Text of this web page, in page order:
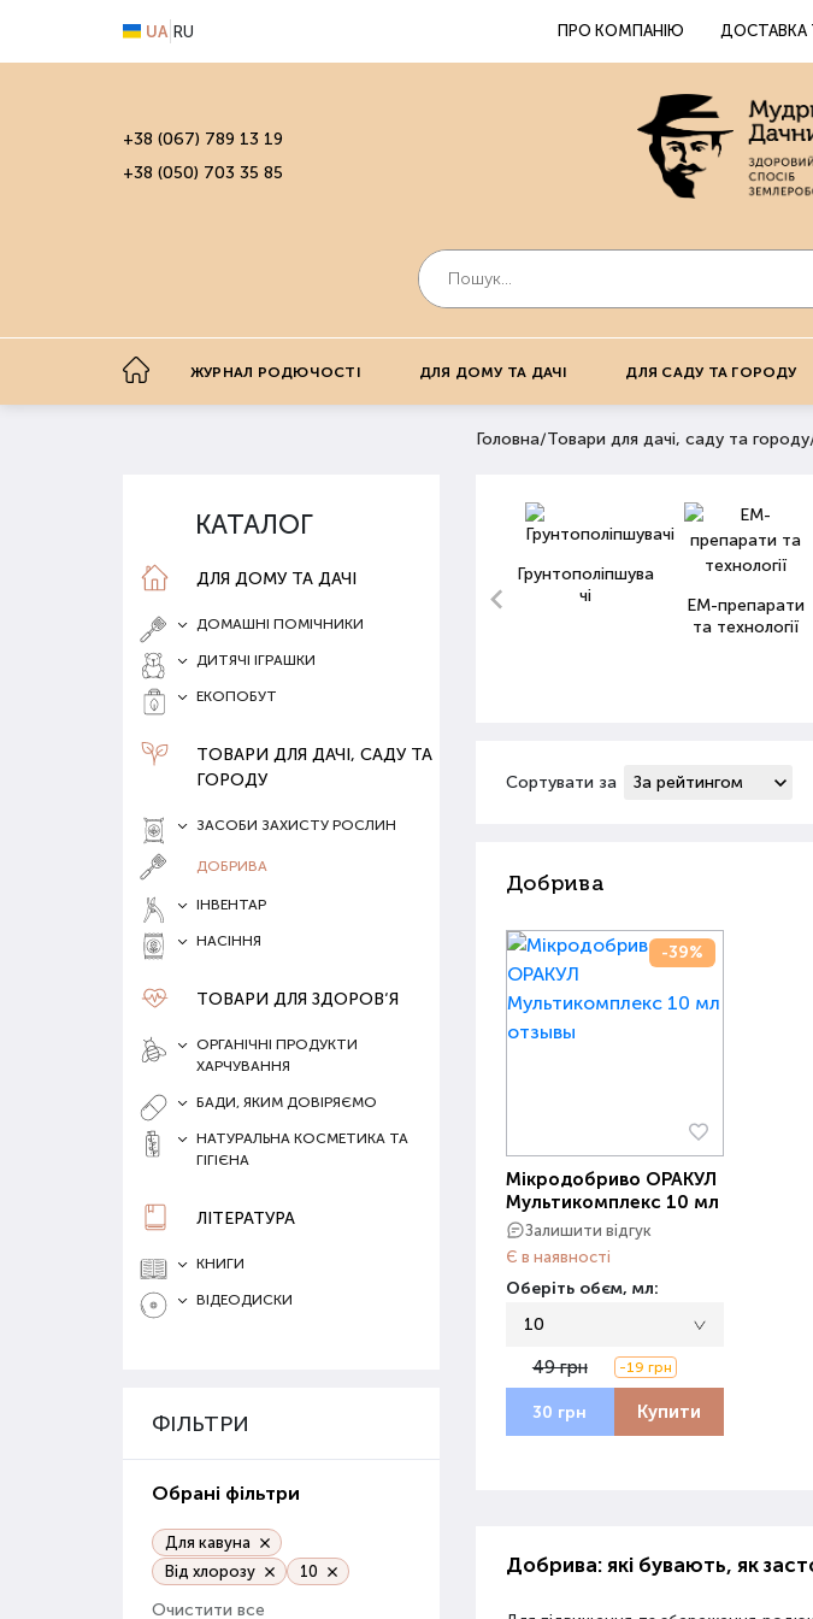
UA RU ПРО КОМПАНІЮ ДОСТАВКА
+38 (067) 789 13 19
+38 (050) 703 35 85
ЖУРНАЛ РОДЮЧОСТІ ДЛЯ ДОМУ ТА ДАЧІ ДЛЯ САДУ ТА ГОРОДУ
КАТАЛОГ
ДЛЯ ДОМУ ТА ДАЧІ
ДОМАШНІ ПОМІЧНИКИ
ДИТЯЧІ ІГРАШКИ
ЕКОПОБУТ
ТОВАРИ ДЛЯ ДАЧІ, САДУ ТА
ГОРОДУ
ЗАСОБИ ЗАХИСТУ РОСЛИН
ДОБРИВА
ІНВЕНТАР
НАСІННЯ
ТОВАРИ ДЛЯ ЗДОРОВ‘Я
ОРГАНІЧНІ ПРОДУКТИ
ХАРЧУВАННЯ
БАДИ, ЯКИМ ДОВІРЯЄМО
НАТУРАЛЬНА КОСМЕТИКА ТА
ГІГІЄНА
ЛІТЕРАТУРА
КНИГИ
ВІДЕОДИСКИ
ФІЛЬТРИ
Обрані фільтри
Для кавуна
Від хлорозу
10
Очистити все
Головна/Товари для дачі, саду та городу
Грунтополіпшува
чі
ЕМ-препарати
та технології
Сортувати за
Добрива
-39%
Мікродобриво ОРАКУЛ
Мультикомплекс 10 мл
Залишити відгук
Є в наявності
Оберіть обєм, мл:
10
49 грн -19 грн
30 грн Купити
Добрива: які бувають, як